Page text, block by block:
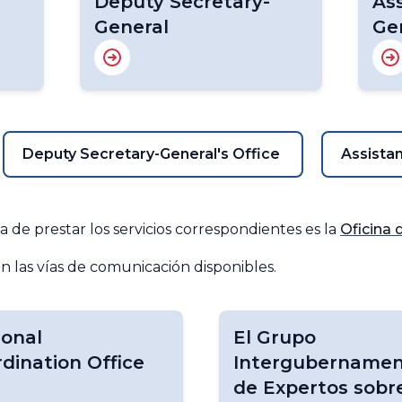
General
Deputy Secretary-General's Office
de prestar los servicios correspondientes es la Oficina
las vías de comunicación disponibles.
Office
El Grupo
de Expertos